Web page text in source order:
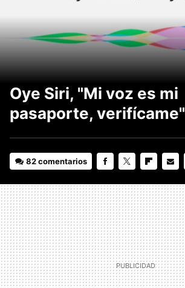
Oye Siri, "Mi voz es mi
pasaporte, verifícame"
82 comentarios
MAIL